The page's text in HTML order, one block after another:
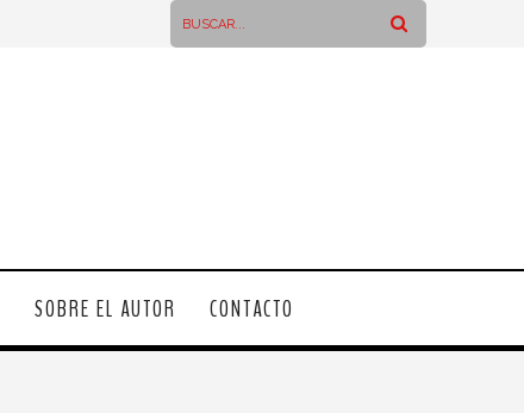
SOBRE EL AUTOR CONTACTO